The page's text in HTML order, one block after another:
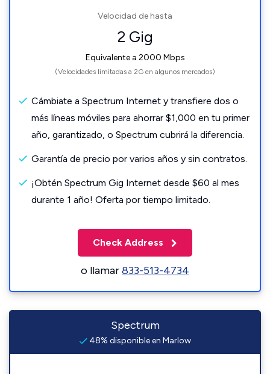
Velocidad de hasta
2 Gig
Equivalente a 2000 Mbps
(Velocidades limitadas a 2G en algunos mercados)
Cámbiate a Spectrum Internet y transfiere dos o
más líneas móviles para ahorrar $1,000 en tu primer
año, garantizado, o Spectrum cubrirá la diferencia.
Garantía de precio por varios años y sin contratos.
¡Obtén Spectrum Gig Internet desde $60 al mes
durante 1 año! Oferta por tiempo limitado.
Check Address
o llamar833-513-4734
Spectrum
48% disponible en Marlow